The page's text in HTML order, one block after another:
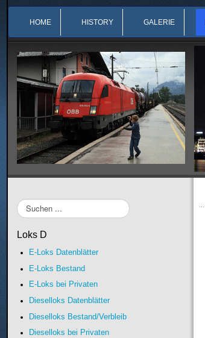
HOME HISTORY GALERIE
Suchen
...
Loks D
E-Loks Datenblätter
E-Loks Bestand
E-Loks bei Privaten
Dieselloks Datenblätter
Dieselloks Bestand/Verbleib
Dieselloks bei Privaten